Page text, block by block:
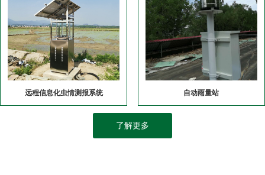
远程信息化虫情测报系统 自动雨量站
了解更多